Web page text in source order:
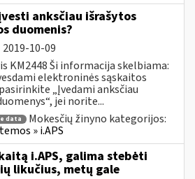
anksčiau išrašytos
duomenis?
2019-10-09
KM2448 Ši informacija skelbiama:
elektroninės sąskaitos
„Įvedami anksčiau
jei norite...
data
Mokesčių žinyno kategorijos:
» i.APS
i.APS, galima stebėti
likučius, metų gale